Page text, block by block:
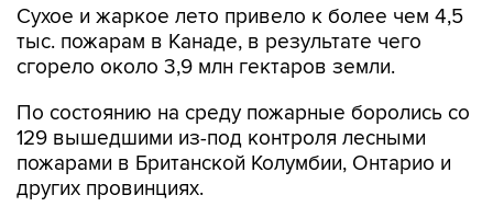
Сухое и жаркое лето привело к более чем 4,5
тыс. пожарам в Канаде, в результате чего
сгорело около 3,9 млн гектаров земли.
По состоянию на среду пожарные боролись со
129 вышедшими из-под контроля лесными
пожарами в Британской Колумбии, Онтарио и
других провинциях.